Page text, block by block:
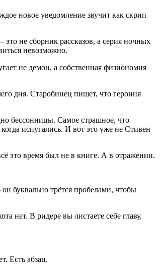
новое уведомление звучит как скрип
не сборник рассказов, а серия ночных
невозможно.
не демон, а собственная физиономия
дня. Старобинец пишет, что героиня
бессонницы. Самое страшное, что
испугались. И вот это уже не Стивен
это время был не в книге. А в отражении.
буквально трётся пробелами, чтобы
нет. В ридере вы листаете себе главу,
Есть абзац.